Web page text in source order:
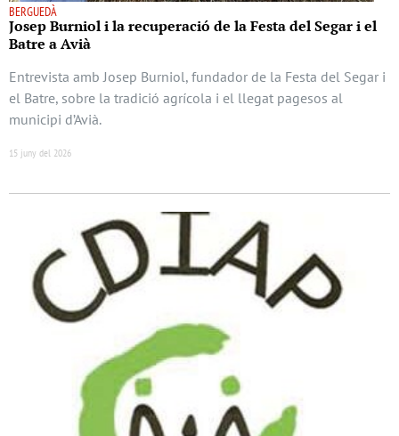
BERGUEDÀ
Josep Burniol i la recuperació de la Festa del Segar i el
Batre a Avià
Entrevista amb Josep Burniol, fundador de la Festa del Segar i
el Batre, sobre la tradició agrícola i el llegat pagesos al
municipi d’Avià.
15 juny del 2026